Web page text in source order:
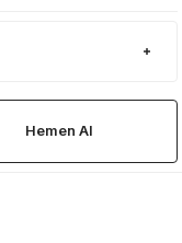
Hemen Al